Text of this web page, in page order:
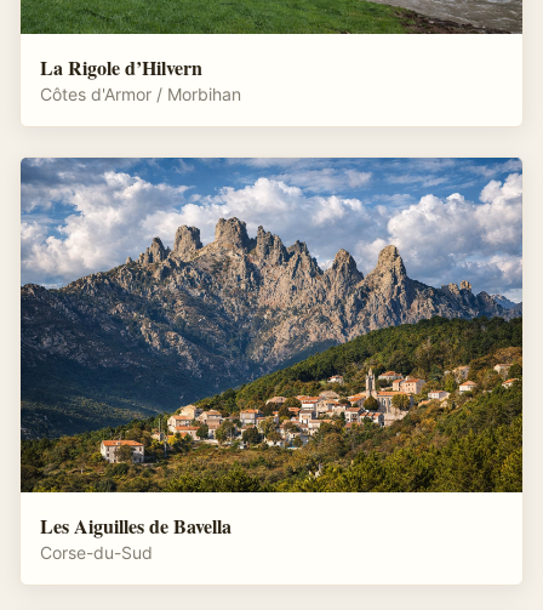
La Rigole d’Hilvern
Côtes d'Armor / Morbihan
Les Aiguilles de Bavella
Corse-du-Sud